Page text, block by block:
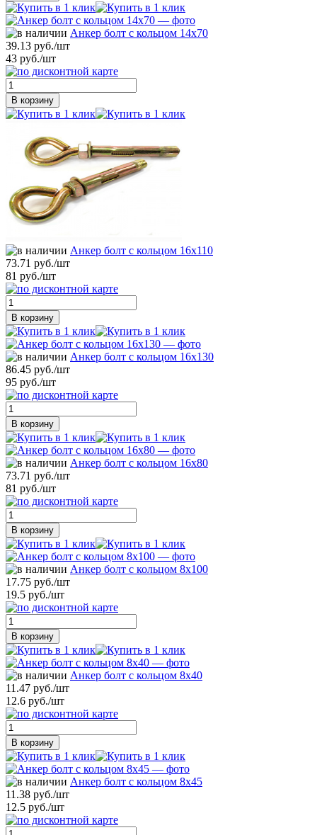
Анкер болт с кольцом 14х70
39.13 руб./шт
43 руб./шт
В корзину
Анкер болт с кольцом 16х110
73.71 руб./шт
81 руб./шт
В корзину
Анкер болт с кольцом 16х130
86.45 руб./шт
95 руб./шт
В корзину
Анкер болт с кольцом 16х80
73.71 руб./шт
81 руб./шт
В корзину
Анкер болт с кольцом 8х100
17.75 руб./шт
19.5 руб./шт
В корзину
Анкер болт с кольцом 8х40
11.47 руб./шт
12.6 руб./шт
В корзину
Анкер болт с кольцом 8х45
11.38 руб./шт
12.5 руб./шт